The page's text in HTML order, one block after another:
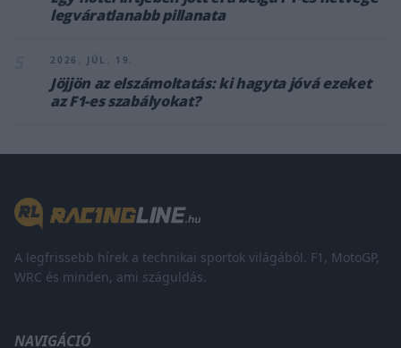
legváratlanabb pillanata
2026. JÚL. 19.
Jöjjön az elszámoltatás: ki hagyta jóvá ezeket
az F1-es szabályokat?
A legfrissebb hírek a technikai sportok világából. F1, MotoGP,
WRC és minden, ami száguldás.
NAVIGÁCIÓ